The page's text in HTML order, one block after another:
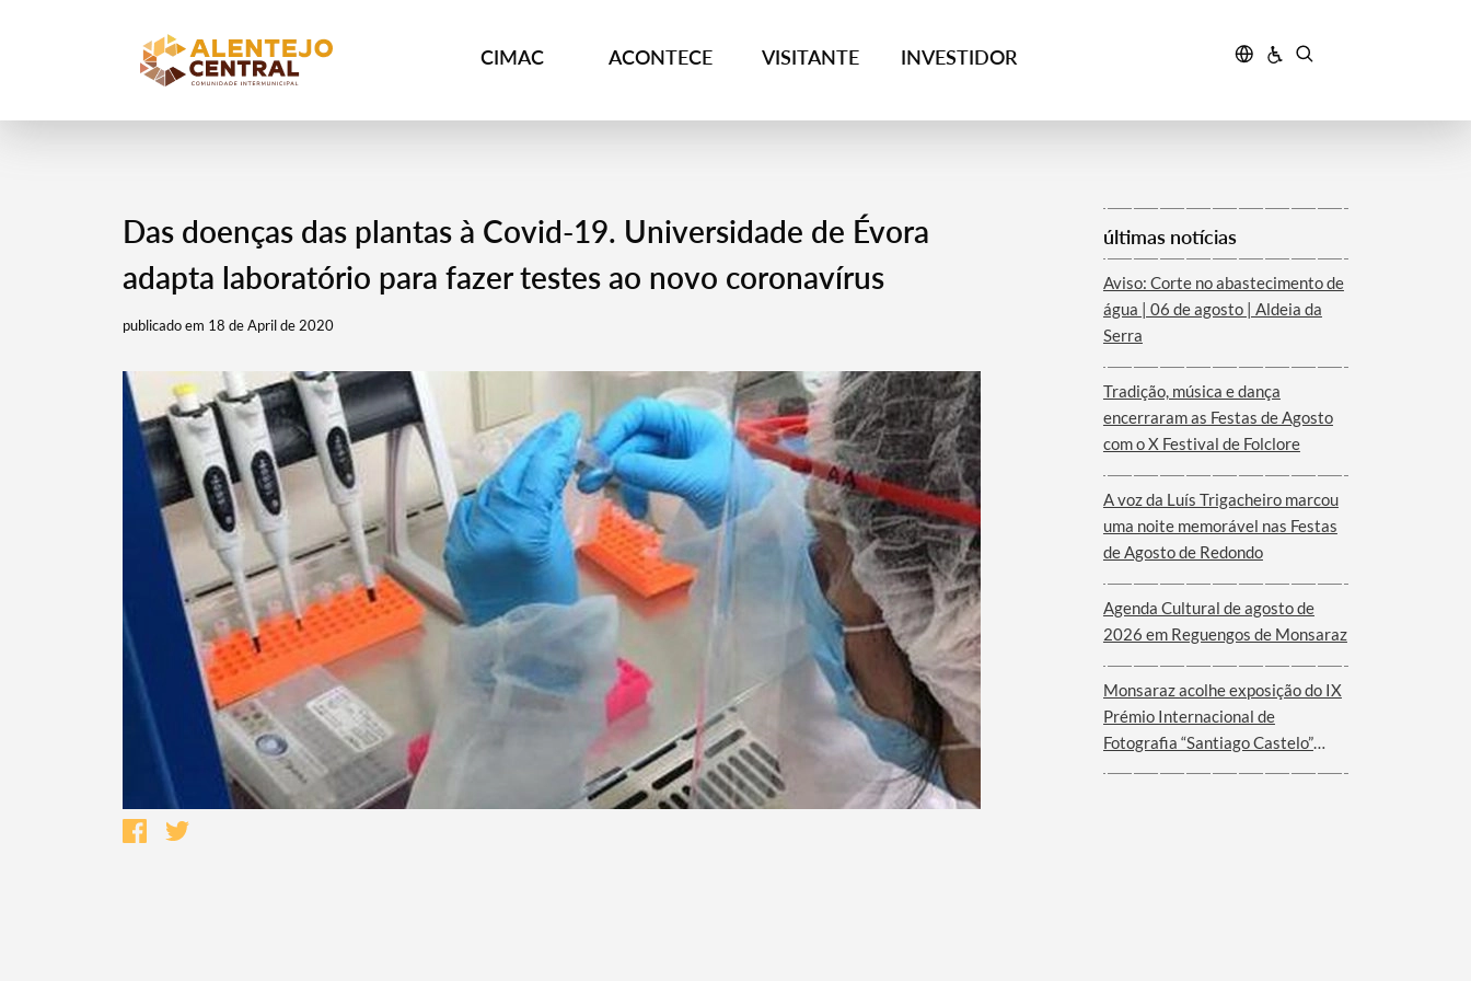
CIMAC ACONTECE VISITANTE INVESTIDOR
Termo de Pesquisa
Categorias gerais
Filtros
Das doenças das plantas à Covid-19. Universidade de Évora
adapta laboratório para fazer testes ao novo coronavírus
publicado em 18 de April de 2020
últimas notícias
Aviso: Corte no abastecimento de
água | 06 de agosto | Aldeia da
Serra
Tradição, música e dança
encerraram as Festas de Agosto
com o X Festival de Folclore
A voz da Luís Trigacheiro marcou
uma noite memorável nas Festas
de Agosto de Redondo
Agenda Cultural de agosto de
2026 em Reguengos de Monsaraz
Monsaraz acolhe exposição do IX
Prémio Internacional de
Fotografia “Santiago Castelo”
2025 – EUROACE